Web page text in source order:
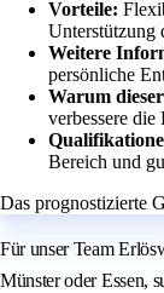
Vorteile:
Unterstützung
Weitere
persönliche
Warum
verbessere die
Bereich und
Das prognostizierte
Für unser Team
Münster oder Essen,